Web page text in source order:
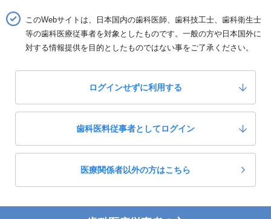
ホーム 製品一覧 製品詳細「ペリオメイト」
ナカニシ
ペリオメイト
いいね！0
定価： ￥180,000-
診療設備・器械
このWebサイトは、日本国内の歯科医師、歯科技工士、歯科衛生士
等の歯科医療従事者を対象としたものです。一般の方や日本国外に
対する情報提供を目的としたものではない事をご了承ください。
ログインせずに利用する
歯科医料従事者としてログイン
医療関係者以外の方はこちら